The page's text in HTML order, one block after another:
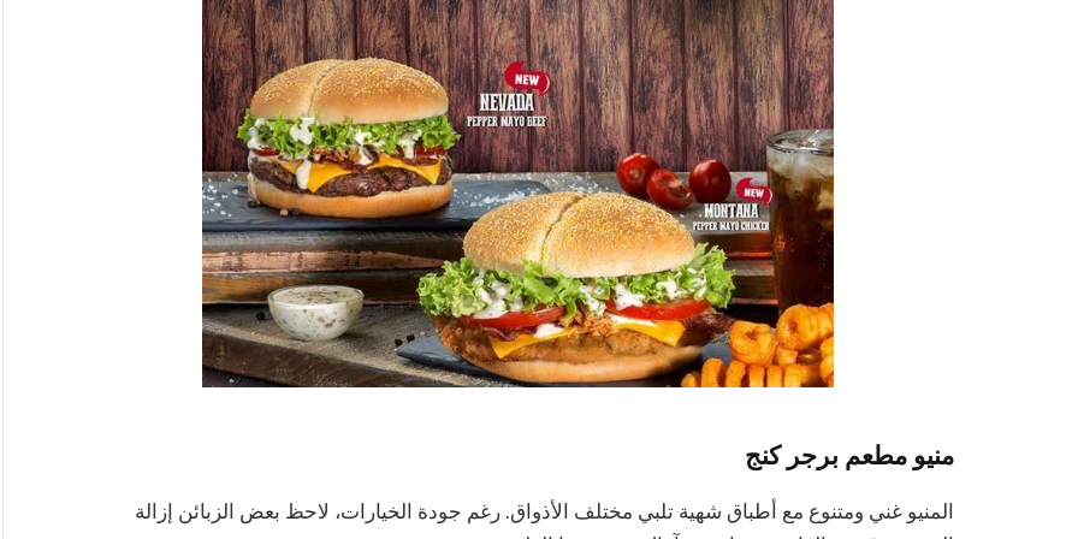
منيو مطعم برجر كنج
المنيو غني ومتنوع مع أطباق شهية تلبي مختلف الأذواق. رغم جودة الخيارات، لاحظ بعض الزبائن إزالة